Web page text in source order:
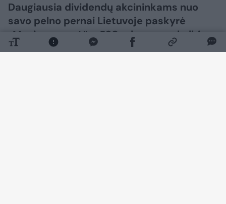
Daugiausia dividendų akcininkams nuo
savo pelno pernai Lietuvoje paskyrė
„Maxima grupė“ – 530 mln. eurų, skelbia
„Verslo žinios“. Visi šie dividendai keliavo